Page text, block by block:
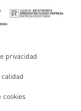
privacidad
cookies